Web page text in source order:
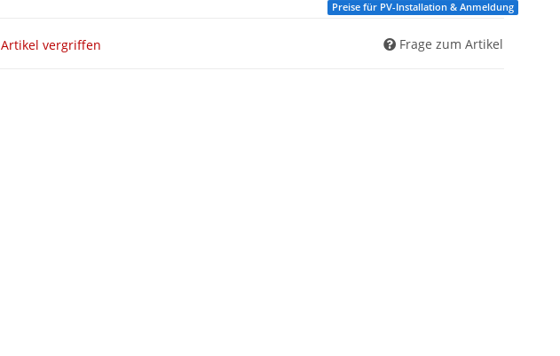
Preise für PV-Installation & Anmeldung
Artikel vergriffen Frage zum Artikel